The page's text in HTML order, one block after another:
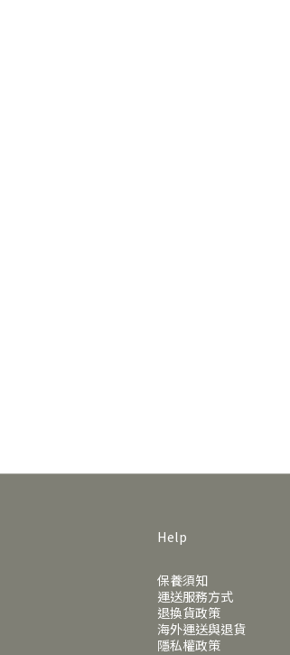
Help
保養須知
運送服務方式
退換貨政策
海外運送與退貨
隱私權政策